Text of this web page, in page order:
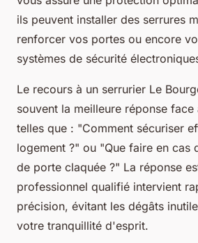
ils peuvent installer des serrures
renforcer vos portes ou encore
systèmes de sécurité
Le recours à un serrurier Le
souvent la meilleure réponse face
telles que : "Comment sécuriser
logement ?" ou "Que faire en cas
de porte claquée ?" La réponse
professionnel qualifié intervient
précision, évitant les dégâts
votre tranquillité d'esprit.